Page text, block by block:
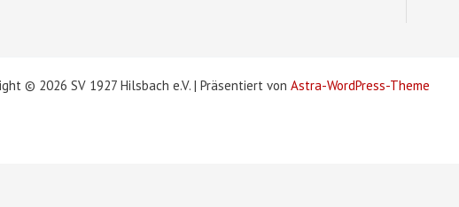
© 2026 SV 1927 Hilsbach e.V. | Präsentiert von Astra-WordPress-Theme